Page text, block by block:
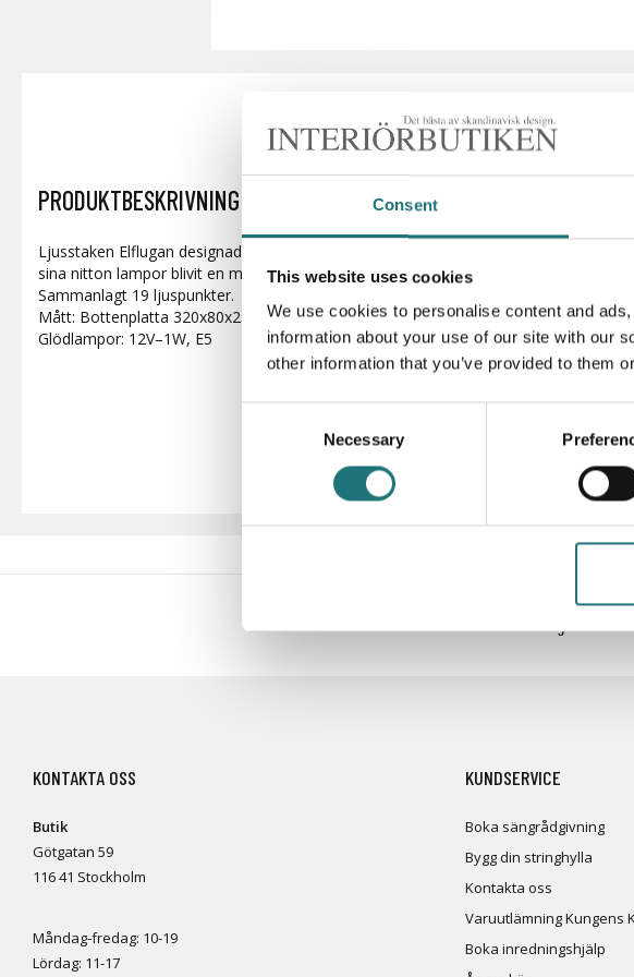
Consent
This website uses cookies
We use cookies to personalise content and
information about your use of our site with our
other information that you’ve provided to them
Necessary
PRODUKTBESKRIVNING
Ljusstaken Elflugan designad av Marie Lundgren-Carlgren och Kina Strandberg har
sina nitton lampor blivit en modern klassiker. Finns i färgerna kritvit och kolsvart.
Sammanlagt 19 ljuspunkter.
Mått: Bottenplatta 320x80x25 mm, Högsta ljuspunkt 395 mm.
Glödlampor: 12V–1W, E5
#Interiörbutiken- följ oss i
KONTAKTA OSS
Butik
Götgatan 59
116 41 Stockholm
Måndag-fredag: 10-19
Lördag: 11-17
KUNDSERVICE
Boka sängrådgivning
Bygg din stringhylla
Kontakta oss
Varuutlämning Kungens
Boka inredningshjälp